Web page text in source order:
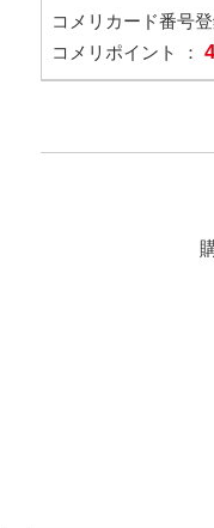
コメリカード番号
コメリポイント ：